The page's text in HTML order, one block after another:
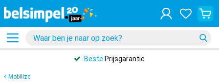
Beste Prijsgarantie
Mobilize